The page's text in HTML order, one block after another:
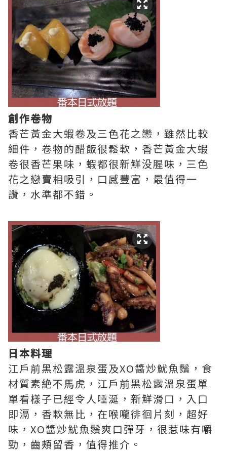
創作卷物
香芒黃金大蝦卷及三色花之戀，雖然比較
細件，卷物的醋飯很鬆軟，香芒黃金大蝦
卷很香芒果味，蝦都很新鮮没腥味，三色
花之戀賣相吸引，口感豐富，最值得一
讚，水準都不錯。
日本料理
江戶前黑松露溫泉蛋及XO醬炒魷魚鬚，食
材質素絶不馬虎，江戶前黑松露溫泉蛋單
單看樣子已經令人唾涎，新鮮滑口，入口
即滆，香軟無比，在喉嚨徘徊片刻，超好
味，XO醬炒魷魚鬚爽口彈牙，很惹味有嚼
勁，齒頰留香，值得推介。